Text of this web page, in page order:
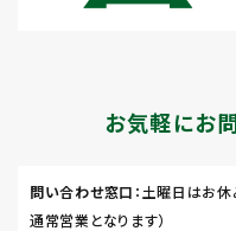
お気軽にお
問い合わせ窓口 ：土曜日はお休
通常営業となります）